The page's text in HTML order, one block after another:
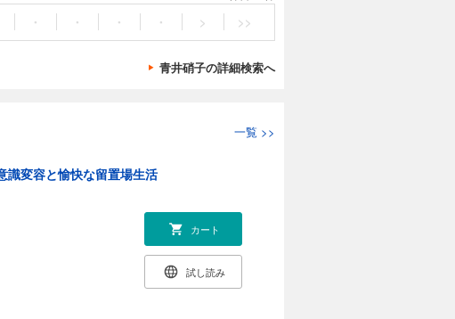
・ ・ ・ ・ > >>
青井硝子の詳細検索へ
一覧 >>
変容と愉快な留置場生活
カート
試し読み